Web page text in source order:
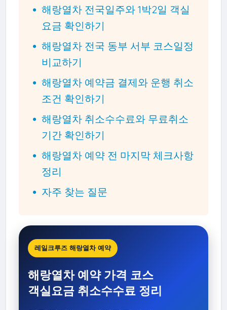
해랑열차 전국일주와 1박2일 객실
요금 확인하기
해랑열차 전국 동부 서부 코스일정
비교하기
해랑열차 예약금 결제와 운행 취소
조건 확인하기
해랑열차 취소수수료와 무료취소
기간 확인하기
해랑열차 예약 전 마지막 체크사항
정리
자주 찾는 질문
레일크루즈 해랑열차 예약
해랑열차 예약 가격 코스
객실요금 취소수수료 정리